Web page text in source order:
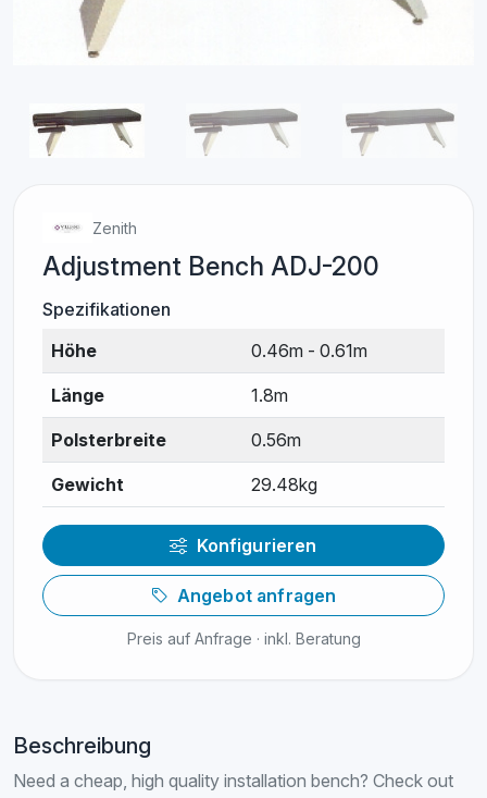
Zenith
Adjustment Bench ADJ-200
Spezifikationen
Höhe
0.46m - 0.61m
Länge 1.8m
Polsterbreite 0.56m
Gewicht 29.48kg
Konfigurieren
Angebot anfragen
Preis auf Anfrage · inkl. Beratung
Beschreibung
Need a cheap, high quality installation bench? Check out